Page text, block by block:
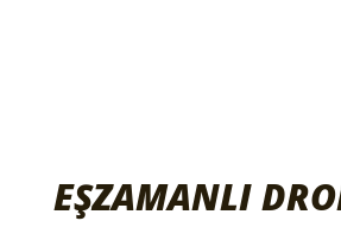
EŞZAMANLI